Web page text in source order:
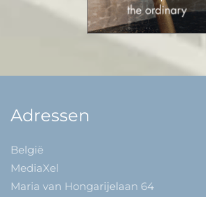
Adressen
België
MediaXel
Maria van Hongarijelaan 64